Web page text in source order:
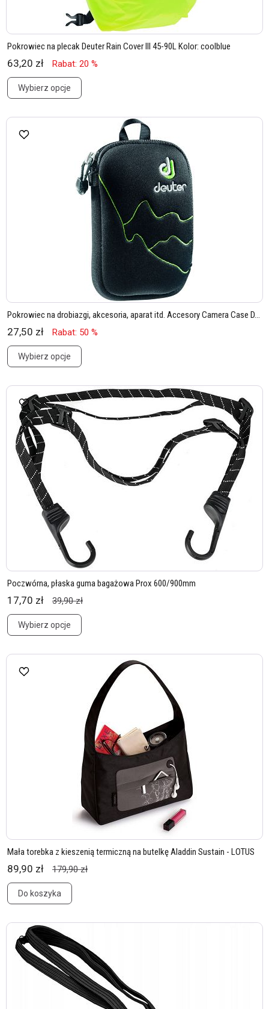
Pokrowiec na plecak Deuter Rain Cover III 45-90L Kolor: coolblue
63,20 zł Rabat: 20 %
Wybierz opcje
Pokrowiec na drobiazgi, akcesoria, aparat itd. Accesory Camera Case D...
27,50 zł Rabat: 50 %
Wybierz opcje
Poczwórna, płaska guma bagażowa Prox 600/900mm
17,70 zł 39,90 zł
Wybierz opcje
Mała torebka z kieszenią termiczną na butelkę Aladdin Sustain - LOTUS
89,90 zł 179,90 zł
Do koszyka